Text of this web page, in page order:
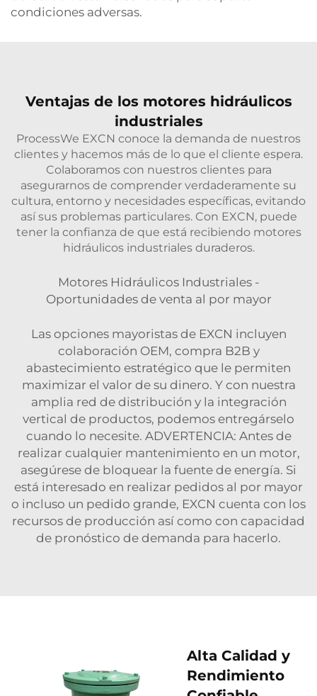
condiciones adversas.
Ventajas de los motores hidráulicos
industriales
ProcessWe EXCN conoce la demanda de nuestros
clientes y hacemos más de lo que el cliente espera.
Colaboramos con nuestros clientes para
asegurarnos de comprender verdaderamente su
cultura, entorno y necesidades específicas, evitando
así sus problemas particulares. Con EXCN, puede
tener la confianza de que está recibiendo motores
hidráulicos industriales duraderos.
Motores Hidráulicos Industriales -
Oportunidades de venta al por mayor
Las opciones mayoristas de EXCN incluyen
colaboración OEM, compra B2B y
abastecimiento estratégico que le permiten
maximizar el valor de su dinero. Y con nuestra
amplia red de distribución y la integración
vertical de productos, podemos entregárselo
cuando lo necesite. ADVERTENCIA: Antes de
realizar cualquier mantenimiento en un motor,
asegúrese de bloquear la fuente de energía. Si
está interesado en realizar pedidos al por mayor
o incluso un pedido grande, EXCN cuenta con los
recursos de producción así como con capacidad
de pronóstico de demanda para hacerlo.
Alta Calidad y
Rendimiento